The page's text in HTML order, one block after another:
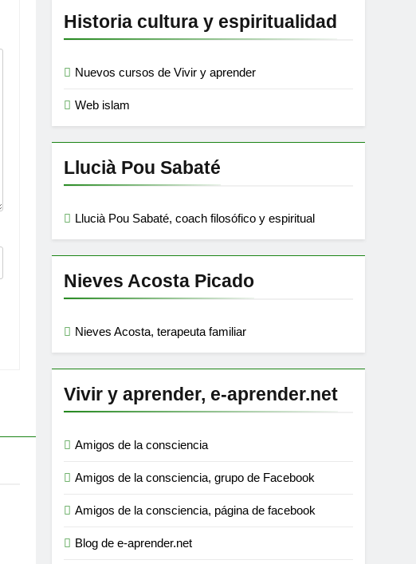
Historia cultura y espiritualidad
Nuevos cursos de Vivir y aprender
Web islam
Llucià Pou Sabaté
Llucià Pou Sabaté, coach filosófico y espiritual
Nieves Acosta Picado
Nieves Acosta, terapeuta familiar
Vivir y aprender, e-aprender.net
Amigos de la consciencia
Amigos de la consciencia, grupo de Facebook
Amigos de la consciencia, página de facebook
Blog de e-aprender.net